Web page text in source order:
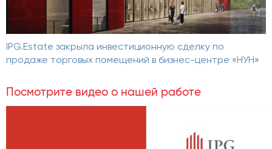
IPG.Estate закрыла инвестиционную сделку по
продаже торговых помещений в бизнес-центре «НУН»
Посмотрите видео о нашей работе